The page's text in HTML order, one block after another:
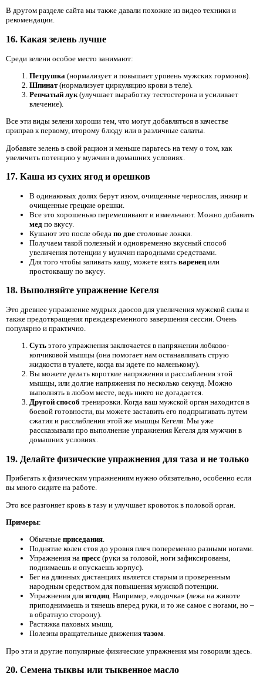
В другом разделе сайта мы также давали похожие из видео техники и
рекомендации.
16. Какая зелень лучше
Среди зелени особое место занимают:
Петрушка (нормализует и повышает уровень мужских гормонов).
Шпинат(нормализует циркуляцию крови в теле).
Репчатый лук (улучшает выработку тестостерона и усиливает
влечение).
Все эти виды зелени хороши тем, что могут добавляться в качестве
приправ к первому, второму блюду или в различные салаты.
Добавьте зелень в свой рацион и меньше парьтесь на тему о том, как
увеличить потенцию у мужчин в домашних условиях.
17. Каша из сухих ягод и орешков
В одинаковых долях берут изюм, очищенные чернослив, инжир и
очищенные грецкие орешки.
Все это хорошенько перемешивают и измельчают. Можно добавить
мед по вкусу.
Кушают это после обеда по две столовые ложки.
Получаем такой полезный и одновременно вкусный способ
увеличения потенции у мужчин народными средствами.
Для того чтобы запивать кашу, можете взять варенец или
простоквашу по вкусу.
18. Выполняйте упражнение Кегеля
Это древнее упражнение мудрых даосов для увеличения мужской силы и
также предотвращения преждевременного завершения сессии. Очень
популярно и практично.
Суть этого упражнения заключается в напряжении лобково-
копчиковой мышцы (она помогает нам останавливать струю
жидкости в туалете, когда вы идете по маленькому).
Вы можете делать короткие напряжения и расслабления этой
мышцы, или долгие напряжения по несколько секунд. Можно
выполнять в любом месте, ведь никто не догадается.
Другой способ тренировки. Когда ваш мужской орган находится в
боевой готовности, вы можете заставить его подпрыгивать путем
сжатия и расслабления этой же мышцы Кегеля. Мы уже
рассказывали про выполнение упражнения Кегеля для мужчин в
домашних условиях.
19. Делайте физические упражнения для таза и не только
Прибегать к физическим упражнениям нужно обязательно, особенно если
вы много сидите на работе.
Это все разгоняет кровь в тазу и улучшает кровоток в половой орган.
Примеры:
Обычные приседания.
Поднятие колен стоя до уровня плеч попеременно разными ногами.
Упражнения на пресс (руки за головой, ноги зафиксированы,
поднимаешь и опускаешь корпус).
Бег на длинных дистанциях является старым и проверенным
народным средством для повышения мужской потенции.
Упражнения для ягодиц. Например, «лодочка» (лежа на животе
приподнимаешь и тянешь вперед руки, и то же самое с ногами, но –
в обратную сторону).
Растяжка паховых мышц.
Полезны вращательные движения тазом.
Про эти и другие популярные физические упражнения мы говорили здесь.
20. Семена тыквы или тыквенное масло